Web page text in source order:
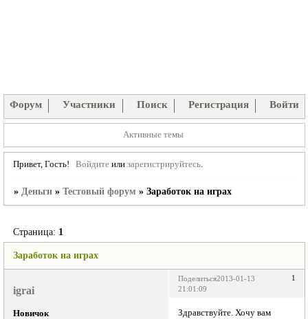
Форум Участники Поиск Регистрация Войти
Активные темы
Привет, Гость! Войдитеили зарегистрируйтесь.
» Деньги » Тестовый форум » Заработок на играх
Заработок на играх
Страница: 1
Поделиться 1
2013-01-13
21:01:09
igrai
Новичок
Здравствуйте. Хочу вам